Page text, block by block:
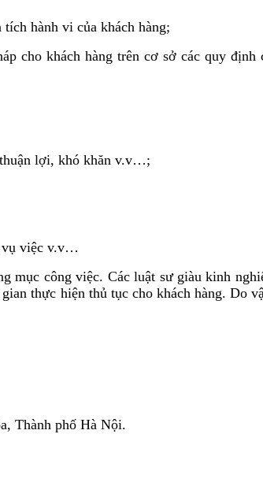
hành vi của khách hàng;
cho khách hàng trên cơ sở các quy
lợi, khó khăn v.v…;
vụ việc v.v…
mục công việc. Các luật sư giàu kinh
thực hiện thủ tục cho khách hàng. Do
Thành phố Hà Nội.